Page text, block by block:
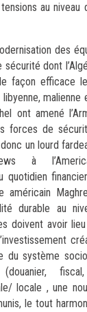
au niveau
des
dont
façon efficace
libyenne,
ont amené
forces de
un lourd
à
quotidien
durable au
doivent avoir
du système
locale , une
le tout